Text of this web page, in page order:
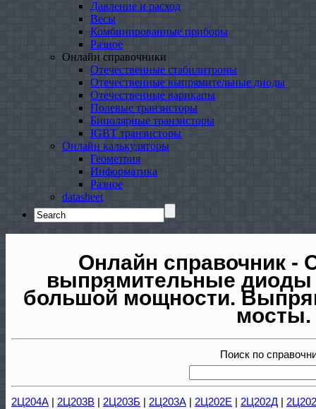
Давление и расход
Весы
Комбинированные приборы
Разное
Онлайн справочники
Отечественные стабилитроны
Отечественные выпрямительные диоды
Отечественные варикапы
Полевые транзисторы
Биполярные транзисторы
IGBT транзисторы
Онлайн калькуляторы
Геометрия
Информатика
Разное
datasheet
Search
for:
Онлайн справочник -
выпрямительные диоды
большой мощности.
мосты.
Поиск по
2Ц204А | 2Ц203В | 2Ц203Б | 2Ц203А | 2Ц202Е | 2Ц202Д |